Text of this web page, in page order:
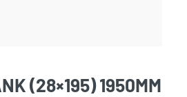
(28×195) 1950MM